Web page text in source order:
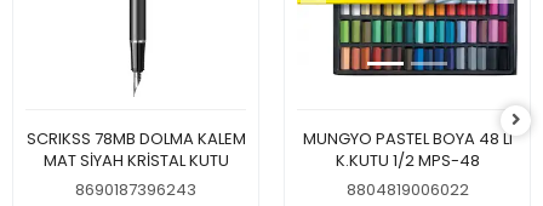
SCRIKSS 78MB DOLMA KALEM
MAT SİYAH KRİSTAL KUTU
8690187396243
MUNGYO PASTEL BOYA 48 LI
K.KUTU 1/2 MPS-48
8804819006022